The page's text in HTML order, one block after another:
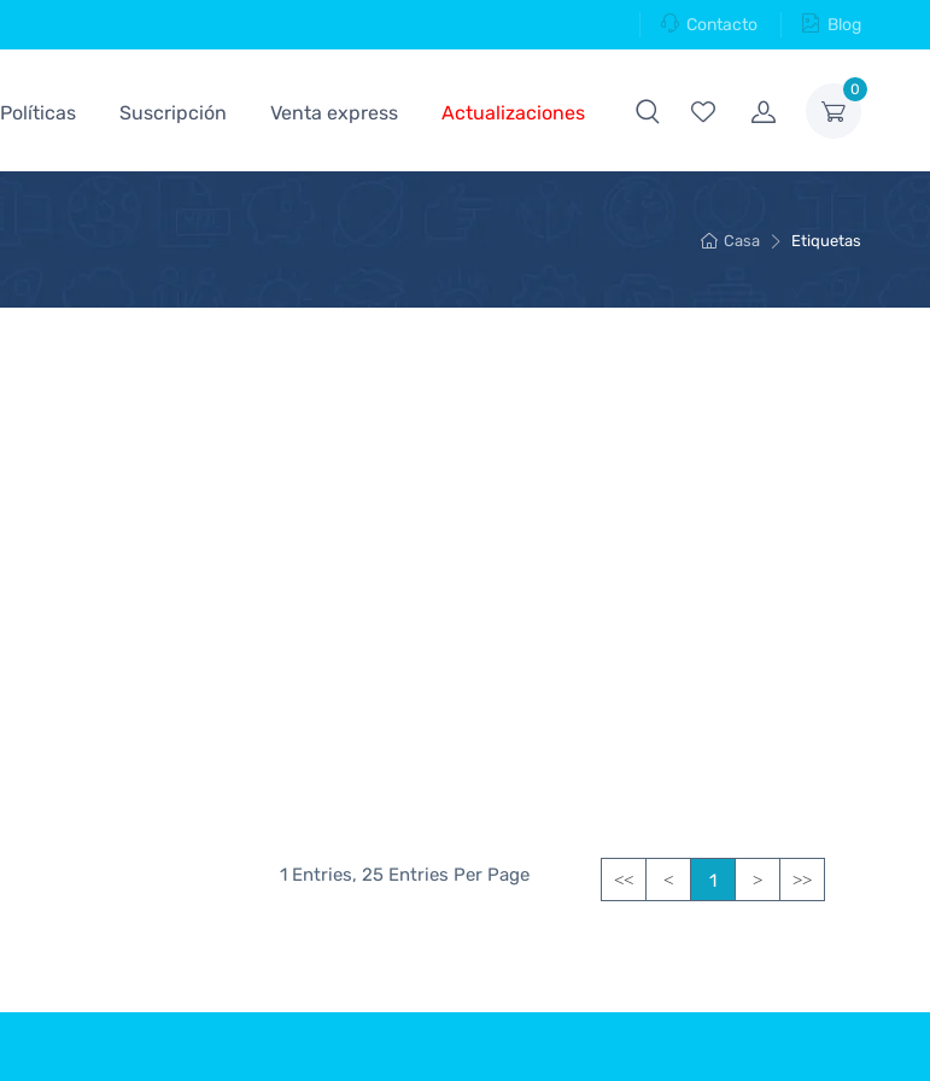
Contacto Blog
0
Políticas Suscripción Venta express Actualizaciones
Casa Etiquetas
1 Entries, 25 Entries Per Page << < 1 > >>